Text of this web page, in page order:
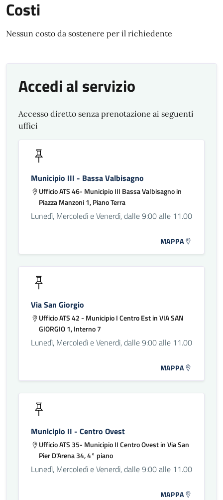
Costi
Nessun costo da sostenere per il richiedente
Accedi al servizio
Accesso diretto senza prenotazione ai seguenti
uffici
Municipio III - Bassa Valbisagno
Ufficio ATS 46- Municipio III Bassa Valbisagno in
Piazza Manzoni 1, Piano Terra
Lunedì, Mercoledì e Venerdì, dalle 9:00 alle 11.00
MAPPA
Via San Giorgio
Ufficio ATS 42 - Municipio I Centro Est in VIA SAN
GIORGIO 1, Interno 7
Lunedì, Mercoledì e Venerdì, dalle 9:00 alle 11.00
MAPPA
Municipio II - Centro Ovest
Ufficio ATS 35- Municipio II Centro Ovest in Via San
Pier D'Arena 34, 4° piano
Lunedì, Mercoledì e Venerdì, dalle 9:00 alle 11.00
MAPPA